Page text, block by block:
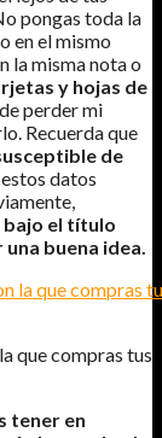
pongas toda la
en el mismo
la misma nota o
y hojas de
perder mi
Recuerda que
de
datos
bajo el título
una buena idea.
que compras tus
tener en